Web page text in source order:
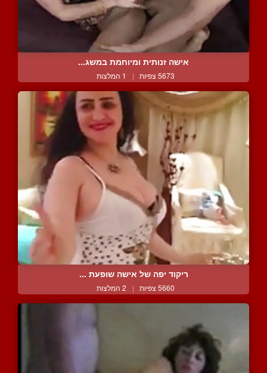
אישה זנותית ומיוחמת במשג...
5673 צפיות | 1 המלצות
ריקוד יפה של אישה שופעת ...
5660 צפיות | 2 המלצות